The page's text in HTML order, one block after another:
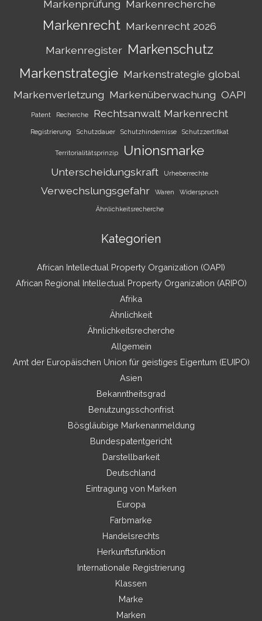
Markenprüfung Markenrecherche
Markenrecht Markenrecht 2026
Markenregister Markenschutz
Markenstrategie Markenstrategie global
Markenverletzung Markenüberwachung OAPI
Patent Recherche Rechtsanwalt Markenrecht
Registrierung Schutzdauer Schutzhindernisse Schutzzertifikat
Territorialitätsprinzip Unionsmarke
Unterscheidungskraft Urheberrechte
Verwechslungsgefahr Waren Widerspruch
Ähnlichkeitsrecherche
Kategorien
African Intellectual Property Organization (OAPI)
African Regional Intellectual Property Organization (ARIPO)
Afrika
Ähnlichkeit
Ähnlichkeitsrecherche
Allgemein
Amt der Europäischen Union für geistiges Eigentum (EUIPO)
Asien
Bekanntheitsgrad
Benutzungsschonfrist
Bösgläubige Markenanmeldung
Bundespatentgericht
Darstellbarkeit
Deutschland
Eintragung von Marken
Europa
Farbmarke
Handelsrechts
Herkunftsfunktion
Internationale Registrierung
Klassen
Marke
Marken